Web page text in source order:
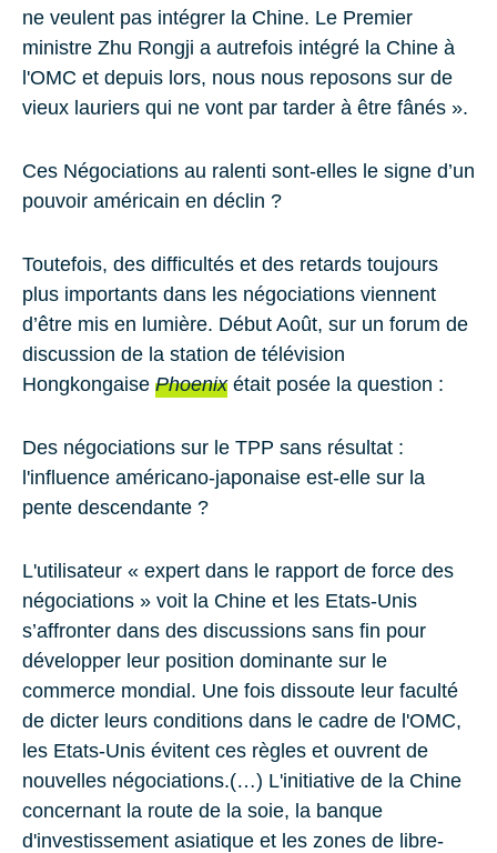
ne veulent pas intégrer la Chine. Le Premier
ministre Zhu Rongji a autrefois intégré la Chine à
l'OMC et depuis lors, nous nous reposons sur de
vieux lauriers qui ne vont par tarder à être fânés ».
Ces Négociations au ralenti sont-elles le signe d’un
pouvoir américain en déclin ?
Toutefois, des difficultés et des retards toujours
plus importants dans les négociations viennent
d’être mis en lumière. Début Août, sur un forum de
discussion de la station de télévision
Hongkongaise Phoenixétait posée la question :
Des négociations sur le TPP sans résultat :
l'influence américano-japonaise est-elle sur la
pente descendante ?
L'utilisateur « expert dans le rapport de force des
négociations » voit la Chine et les Etats-Unis
s’affronter dans des discussions sans fin pour
développer leur position dominante sur le
commerce mondial. Une fois dissoute leur faculté
de dicter leurs conditions dans le cadre de l'OMC,
les Etats-Unis évitent ces règles et ouvrent de
nouvelles négociations.(…) L'initiative de la Chine
concernant la route de la soie, la banque
d'investissement asiatique et les zones de libre-